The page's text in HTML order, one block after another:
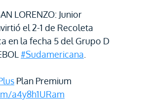
LORENZO: Junior
el 2-1 de Recoleta
en la fecha 5 del Grupo D
#Sudamericana
Plan Premium
a4y8h1URam